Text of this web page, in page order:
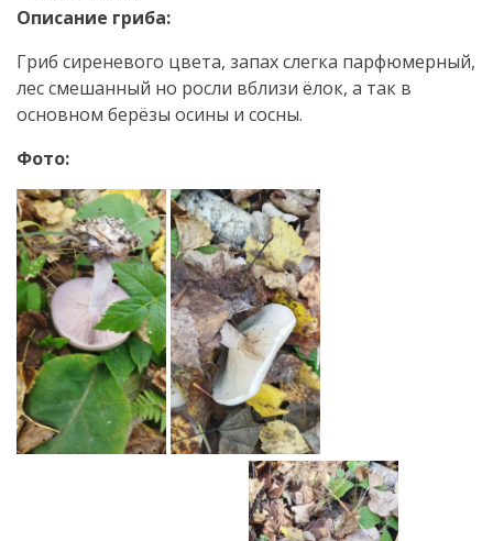
Описание гриба:
Гриб сиреневого цвета, запах слегка парфюмерный,
лес смешанный но росли вблизи ёлок, а так в
основном берёзы осины и сосны.
Фото: